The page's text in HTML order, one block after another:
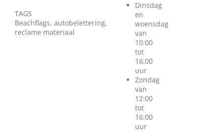
TAGS
Beachflags, autobelettering,
reclame materiaal
Dinsdag
en
woensdag
van
10:00
tot
16:00
uur
Zondag
van
12:00
tot
16:00
uur